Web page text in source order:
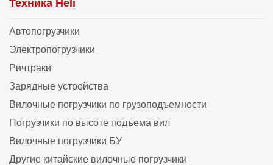
Техника Heli
Автопогрузчики
Электропогрузчики
Ричтраки
Зарядные устройства
Вилочные погрузчики по грузоподъемности
Погрузчики по высоте подъема вил
Вилочные погрузчики БУ
Другие китайские вилочные погрузчики